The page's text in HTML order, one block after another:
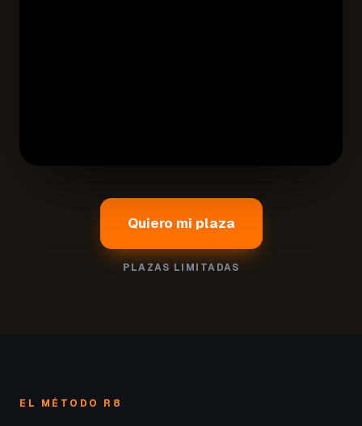
Quiero mi plaza
PLAZAS LIMITADAS
EL MÉTODO R8